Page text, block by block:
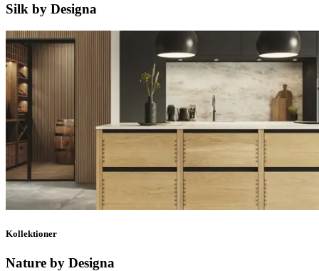
Silk by Designa
Kollektioner
Nature by Designa